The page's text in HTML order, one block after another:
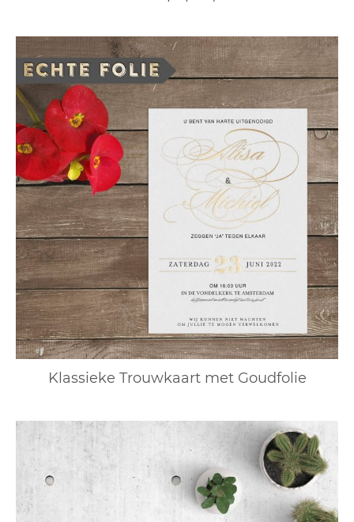
Klassieke Trouwkaart met Goudfolie